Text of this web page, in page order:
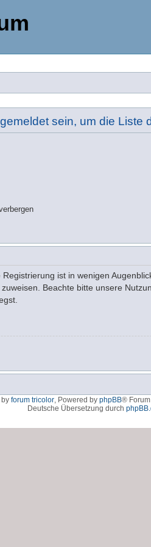
sein, um die Liste
ist in wenigen
Beachte bitte unsere
forum tricolor, Powered by phpBB®
Deutsche Übersetzung durch